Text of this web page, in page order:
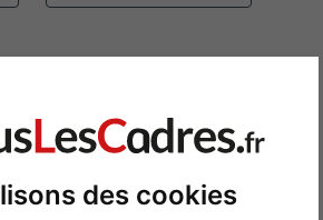
des cookies
UTILES
UN